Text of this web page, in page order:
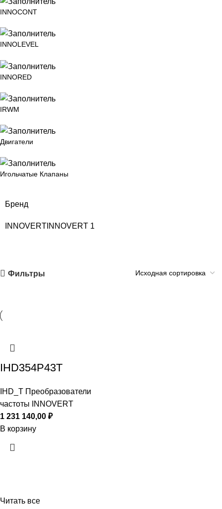
INNOCONT
INNOLEVEL
INNORED
IRWM
Двигатели
Игольчатые Клапаны
Бренд
INNOVERT INNOVERT 1
Фильтры
IHD354P43T
IHD_T Преобразователи
частоты INNOVERT
1 231 140,00 ₽
В корзину
Читать все